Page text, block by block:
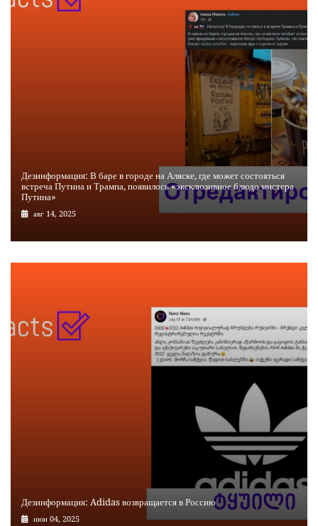
Дезинформация: В баре в городе на Аляске, где может состояться
встреча Путина и Трампа, появилось «эксклюзивное блюдо мистера
Путина»
авг 14, 2025
Дезинформация: Adidas возвращается в Россию
июн 04, 2025